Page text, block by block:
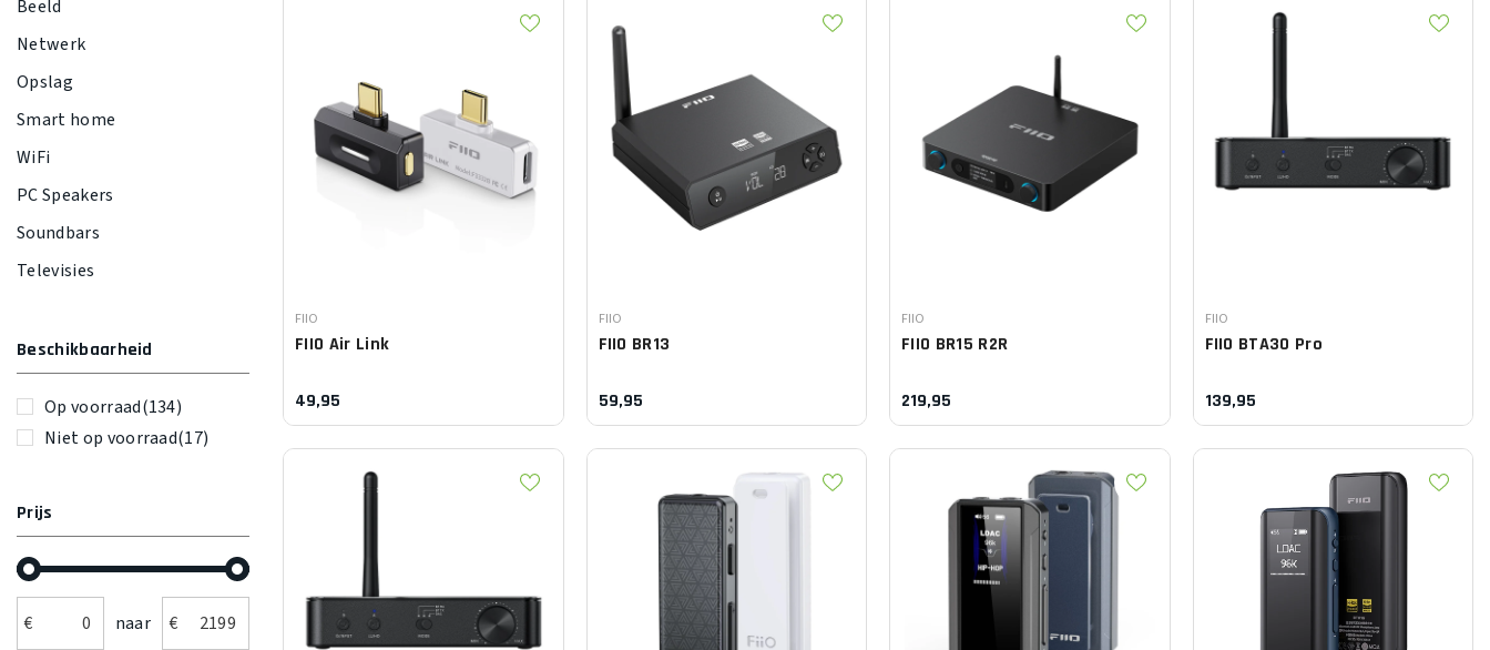
Beeld
Netwerk
Opslag
Smart home
WiFi
PC Speakers
Soundbars
Televisies
Beschikbaarheid
Op voorraad(134)
Niet op voorraad(17)
Prijs
€ naar €
Leverancier:
FIIO
FIIO Air Link
49,95
Leverancier:
FIIO
FIIO BR13
59,95
Leverancier:
FIIO
FIIO BR15 R2R
219,95
Leverancier:
FIIO
FIIO BTA30 Pro
139,95